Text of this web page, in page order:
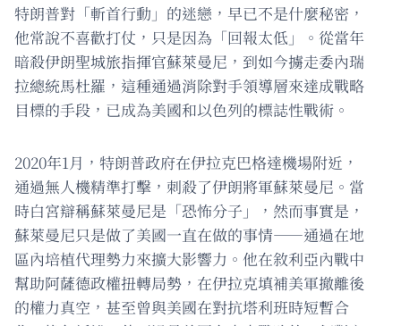
特朗普對「斬首行動」的迷戀，早已不是什麼秘密，
他常說不喜歡打仗，只是因為「回報太低」。從當年
暗殺伊朗聖城旅指揮官蘇萊曼尼，到如今擄走委內瑞
拉總統馬杜羅，這種通過消除對手領導層來達成戰略
目標的手段，已成為美國和以色列的標誌性戰術。
2020年1月，特朗普政府在伊拉克巴格達機場附近，
通過無人機精準打擊，刺殺了伊朗將軍蘇萊曼尼。當
時白宮辯稱蘇萊曼尼是「恐怖分子」，然而事實是，
蘇萊曼尼只是做了美國一直在做的事情——通過在地
區內培植代理勢力來擴大影響力。他在敘利亞內戰中
幫助阿薩德政權扭轉局勢，在伊拉克填補美軍撤離後
的權力真空，甚至曾與美國在對抗塔利班時短暫合